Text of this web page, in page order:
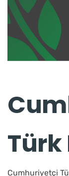
Türk
Cumhuriyetçi